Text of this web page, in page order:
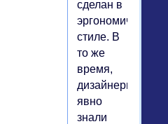
сделан в
эргономичном
стиле. В
то же
время,
дизайнеры
явно
знали